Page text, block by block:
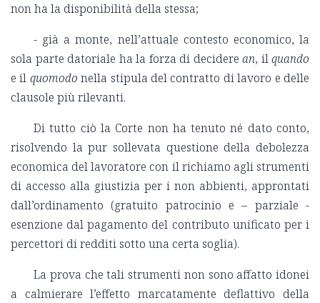
non ha la disponibilità della stessa;
- già a monte, nell’attuale contesto economico, la
sola parte datoriale ha la forza di decidere an, ilquando
e il quomodo nella stipula del contratto di lavoro e delle
clausole più rilevanti.
Di tutto ciò la Corte non ha tenuto né dato conto,
risolvendo la pur sollevata questione della debolezza
economica del lavoratore con il richiamo agli strumenti
di accesso alla giustizia per i non abbienti, approntati
dall’ordinamento (gratuito patrocinio e – parziale -
esenzione dal pagamento del contributo unificato per i
percettori di redditi sotto una certa soglia).
La prova che tali strumenti non sono affatto idonei
a calmierare l’effetto marcatamente deflattivo della